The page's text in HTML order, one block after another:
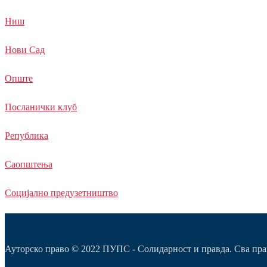
Ниш
Нови Сад
Опште
Посланички клуб
Република
Саопштења
Социјално предузетништво
Ауторско право © 2022 ПУПС - Солидарност и правда. Сва